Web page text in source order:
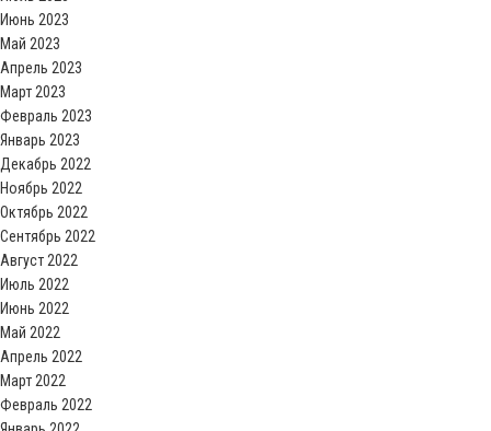
Июнь 2023
Май 2023
Апрель 2023
Март 2023
Февраль 2023
Январь 2023
Декабрь 2022
Ноябрь 2022
Октябрь 2022
Сентябрь 2022
Август 2022
Июль 2022
Июнь 2022
Май 2022
Апрель 2022
Март 2022
Февраль 2022